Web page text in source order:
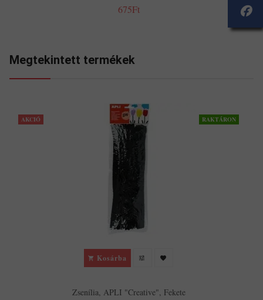
675Ft
Megtekintett termékek
AKCIÓ RAKTÁRON
Kosárba
Zsenília, APLI "Creative", Fekete